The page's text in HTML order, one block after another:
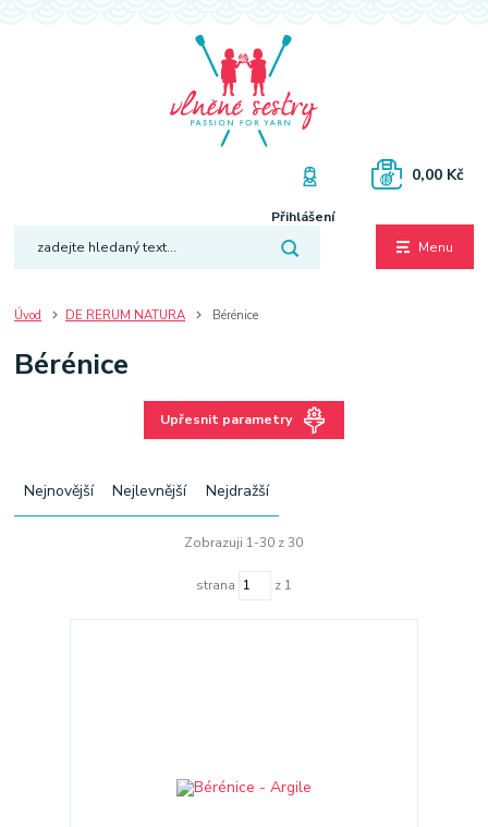
Menu
Přihlášení
0,00 Kč
Úvod DE RERUM NATURA Bérénice
Bérénice
Upřesnit parametry
Nejnovější Nejlevnější Nejdražší
Zobrazuji 1-30 z 30
strana z 1